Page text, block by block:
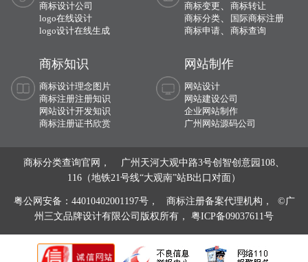
商标设计公司
logo在线设计
logo设计在线生成
商标变更
商标转让
商标分类、
国际商标注册
商标申请、 商标查询
商标知识
商标设计理念图片
商标注册注册知识
网站设计开发知识
商标注册证书欣赏
网站制作
网站设计
网站建设公司
企业网站制作
广州网站源码公司
商标分类查询官网， 广州天河大观中路3号创智创意园108、
116（地铁21号线“大观南”站B出口对面）
粤公网安备：44010402001197号，
商标注册备案代理机构， ©广
州三文品牌设计有限公司版权所有， 粤ICP备09037611号